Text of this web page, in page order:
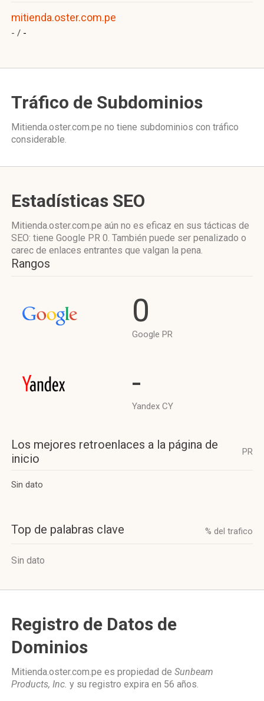
mitienda.oster.com.pe
- / -
Tráfico de Subdominios
Mitienda.oster.com.pe no tiene subdominios con tráfico
considerable.
Estadísticas SEO
Mitienda.oster.com.pe aún no es eficaz en sus tácticas de
SEO: tiene Google PR 0. También puede ser penalizado o
carec de enlaces entrantes que valgan la pena.
Rangos
0
Google PR
-
Yandex CY
Los mejores retroenlaces a la página de
inicio
PR
Sin dato
Top de palabras clave % del trafico
Sin dato
Registro de Datos de
Dominios
Mitienda.oster.com.pe es propiedad de Sunbeam
Products, Inc. y su registro expira en 56 años.